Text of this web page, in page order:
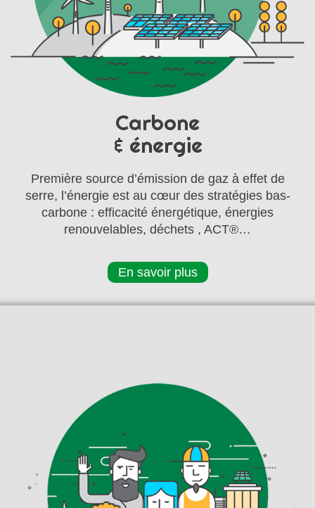
Carbone
& énergie
Première source d’émission de gaz à effet de
serre, l’énergie est au cœur des stratégies bas-
carbone : efficacité énergétique, énergies
renouvelables, déchets , ACT®…
En savoir plus